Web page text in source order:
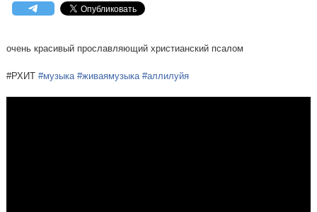
очень красивый прославляющий христианский псалом
#РХИТ #музыка #живаямузыка #аллилуйя